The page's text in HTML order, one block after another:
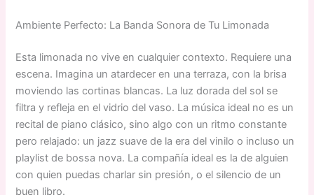
Ambiente Perfecto: La Banda Sonora de Tu Limonada
Esta limonada no vive en cualquier contexto. Requiere una
escena. Imagina un atardecer en una terraza, con la brisa
moviendo las cortinas blancas. La luz dorada del sol se
filtra y refleja en el vidrio del vaso. La música ideal no es un
recital de piano clásico, sino algo con un ritmo constante
pero relajado: un jazz suave de la era del vinilo o incluso un
playlist de bossa nova. La compañía ideal es la de alguien
con quien puedas charlar sin presión, o el silencio de un
buen libro.